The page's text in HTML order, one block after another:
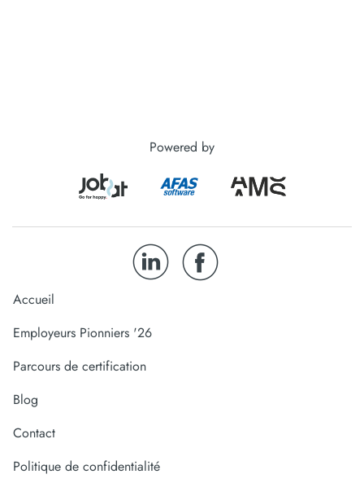
Powered by
Accueil
Employeurs Pionniers '26
Parcours de certification
Blog
Contact
Politique de confidentialité